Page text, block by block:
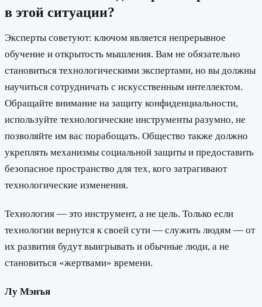
в этой ситуации?
Эксперты советуют: ключом является непрерывное
обучение и открытость мышления. Вам не обязательно
становиться технологическими экспертами, но вы должны
научиться сотрудничать с искусственным интеллектом.
Обращайте внимание на защиту конфиденциальности,
используйте технологические инструменты разумно, не
позволяйте им вас порабощать. Общество также должно
укреплять механизмы социальной защиты и предоставить
безопасное пространство для тех, кого затрагивают
технологические изменения.
Технология — это инструмент, а не цель. Только если
технологии вернутся к своей сути — служить людям — от
их развития будут выигрывать и обычные люди, а не
становиться «жертвами» времени.
Лу Мэнъя